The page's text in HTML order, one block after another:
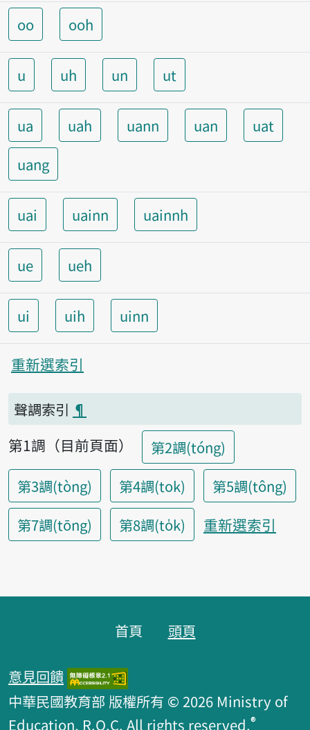
oo ooh
u uh un ut
ua uah uann uan
uat
uang
uai uainn uainnh
ue ueh
ui uih uinn
重新選索引
聲調索引 ¶
第1調（目前頁面）
第2調(tóng)
第3調(tòng)
第4調(tok)
第5調(tông)
第7調(tōng)
第8調(to̍k) 重新選索引
首頁 頭頁
意見回饋
中華民國教育部 版權所有 © 2026 Ministry of
Education, R.O.C. All rights reserved.®